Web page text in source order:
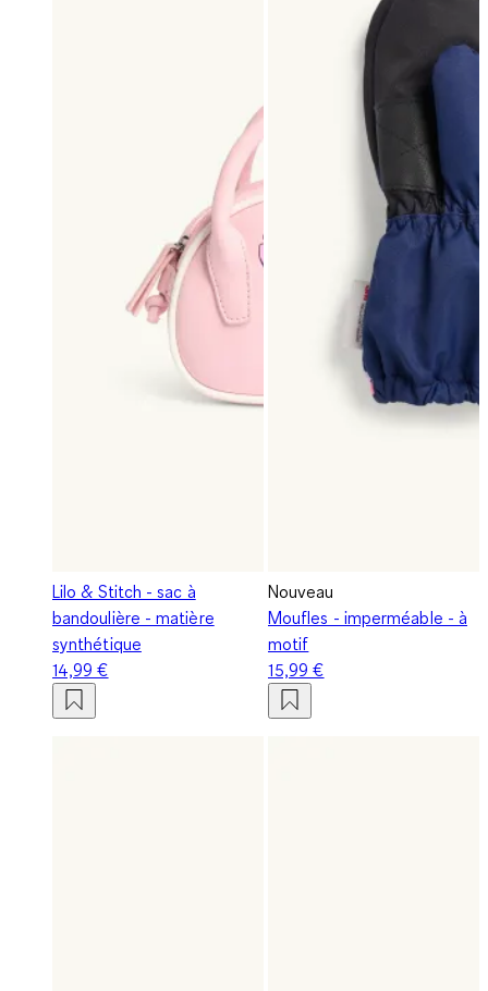
Lilo & Stitch - sac à
bandoulière - matière
synthétique
14,99 €
Nouveau
Moufles - imperméable - à
motif
15,99 €